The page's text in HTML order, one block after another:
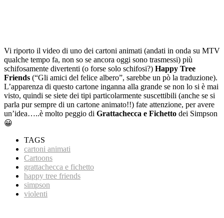
Vi riporto il video di uno dei cartoni animati (andati in onda su MTV
qualche tempo fa, non so se ancora oggi sono trasmessi) più
schifosamente divertenti (o forse solo schifosi?) Happy Tree
Friends (“Gli amici del felice albero”, sarebbe un pò la traduzione).
L’apparenza di questo cartone inganna alla grande se non lo si è mai
visto, quindi se siete dei tipi particolarmente suscettibili (anche se si
parla pur sempre di un cartone animato!!) fate attenzione, per avere
un’idea…..è molto peggio di Grattachecca e Fichetto dei Simpson
😀
TAGS
cartoni animati
Cartoons
grattachecca e fichetto
happy tree friends
simpson
violenti